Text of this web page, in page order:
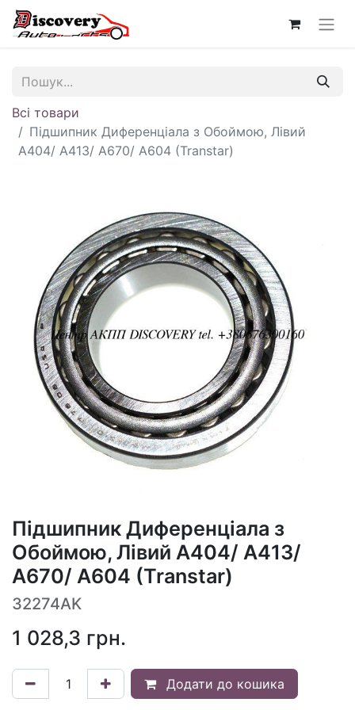
Всі товари
Підшипник Диференціала з Обоймою, Лівий
A404/ A413/ A670/ A604 (Transtar)
Підшипник Диференціала з
Обоймою, Лівий A404/ A413/
A670/ A604 (Transtar)
32274AK
1 028,3 грн.
Додати до кошика